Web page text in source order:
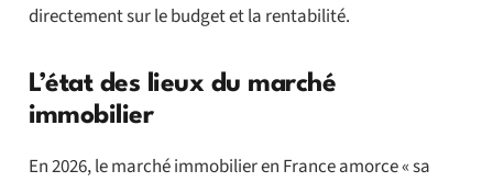
directement sur le budget et la rentabilité.
L’état des lieux du marché
immobilier
En 2026, le marché immobilier en France amorce « sa